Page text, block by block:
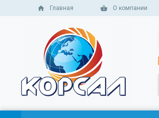
Главная О компании